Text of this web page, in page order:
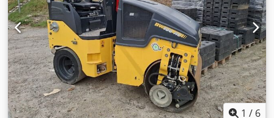
1 / 6